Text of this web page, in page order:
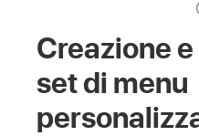
Creazione
set di menu